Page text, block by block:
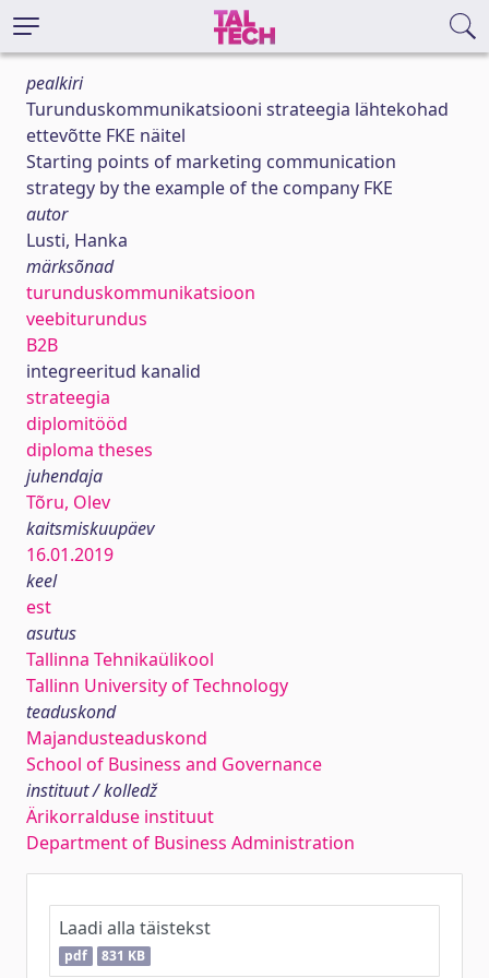
pealkiri
Turunduskommunikatsiooni strateegia lähtekohad
ettevõtte FKE näitel
Starting points of marketing communication
strategy by the example of the company FKE
autor
Lusti, Hanka
märksõnad
turunduskommunikatsioon
veebiturundus
B2B
integreeritud kanalid
strateegia
diplomitööd
diploma theses
juhendaja
Tõru, Olev
kaitsmiskuupäev
16.01.2019
keel
est
asutus
Tallinna Tehnikaülikool
Tallinn University of Technology
teaduskond
Majandusteaduskond
School of Business and Governance
instituut / kolledž
Ärikorralduse instituut
Department of Business Administration
Laadi alla täistekst
pdf 831 KB